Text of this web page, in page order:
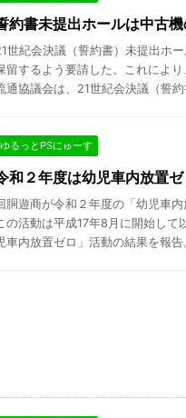
約書未提出ホールは中古
世紀会決議（誓約書）未提出ホ
留するよう要請した。これによ
通協議会は、21世紀会決議（誓
ゆるっとPSにゅーす
和２年度は幼児車内放置ゼ
胴遊商が令和２年度の「幼児車
の活動は平成17年8月に開始し
車内放置ゼロ」活動の結果を報